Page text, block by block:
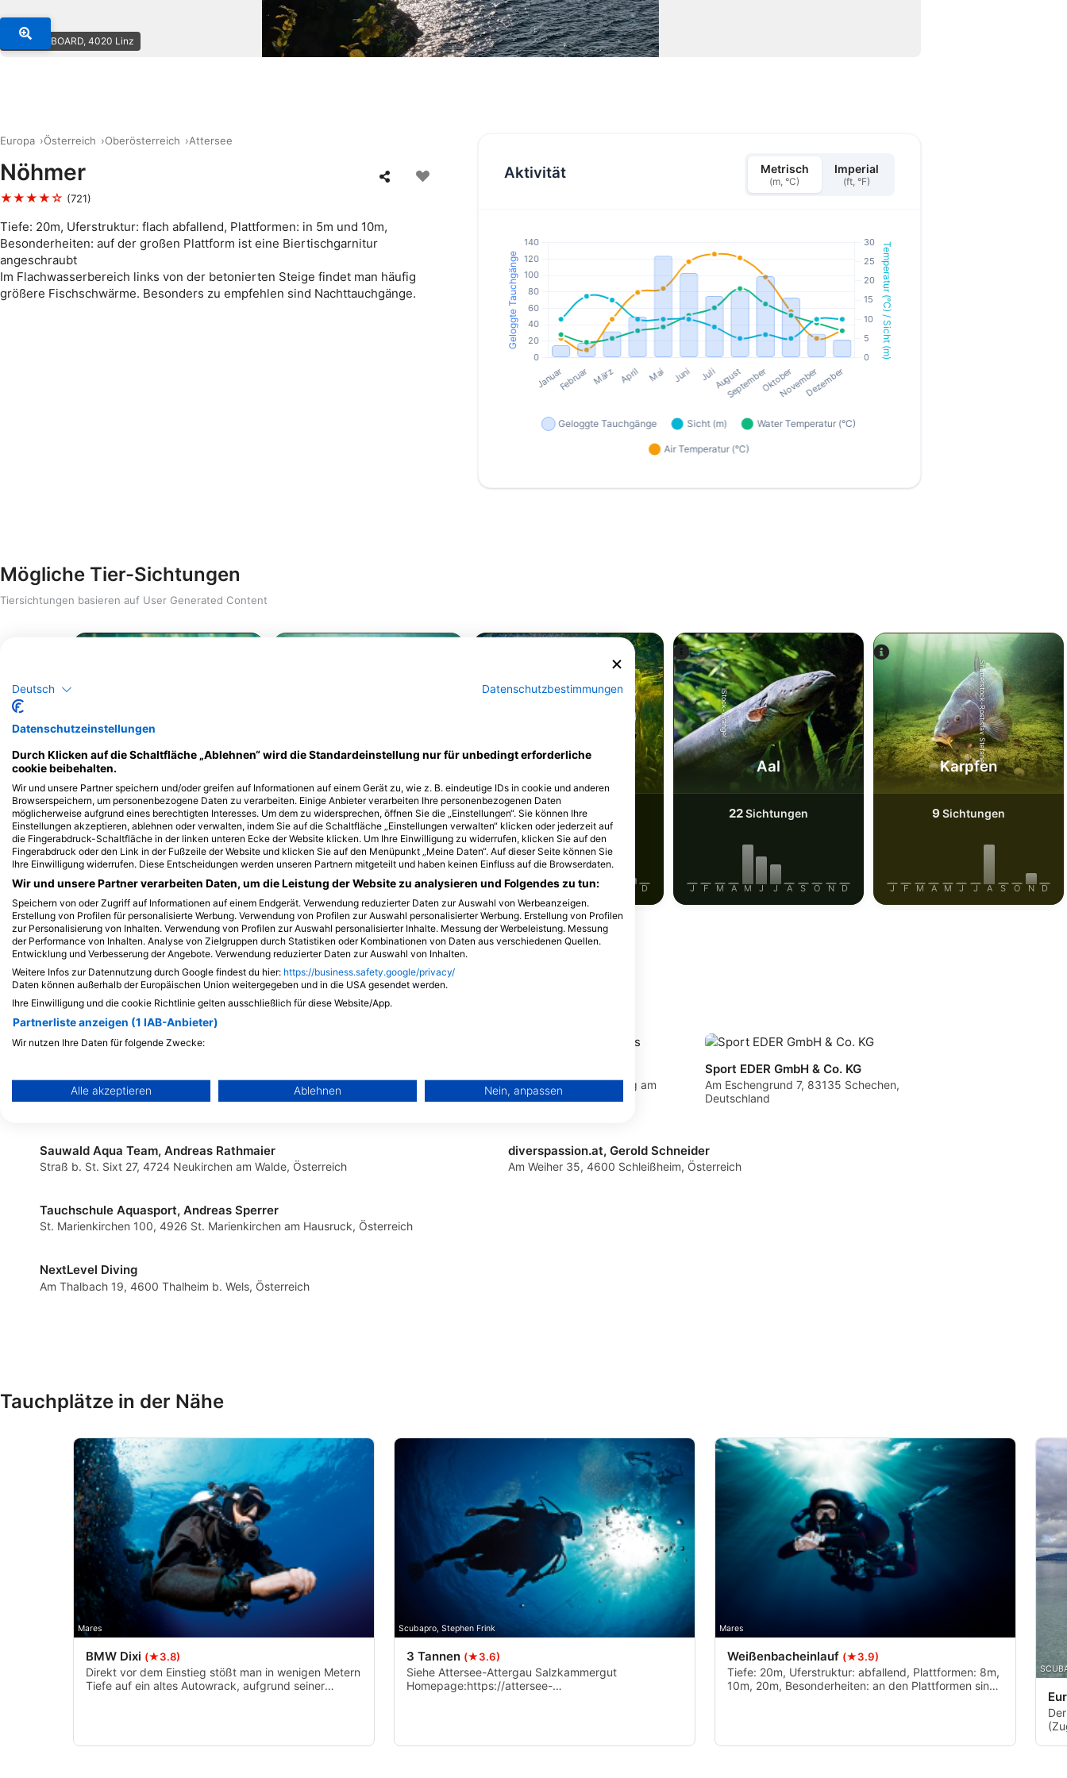
© SCUBABOARD, 4020 Linz
Europa Österreich Oberösterreich Attersee
Nöhmer
★★★★☆ (721)
Tiefe: 20m, Uferstruktur: flach abfallend, Plattformen: in 5m und 10m,
Besonderheiten: auf der großen Plattform ist eine Biertischgarnitur
angeschraubt
Im Flachwasserbereich links von der betonierten Steige findet man häufig
größere Fischschwärme. Besonders zu empfehlen sind Nachttauchgänge.
Aktivität Metrisch
(m, °C)
Imperial
(ft, °F)
Mögliche Tier-Sichtungen
Tiersichtungen basieren auf User Generated Content
iStock-abadonian
279Sichtungen
J F M A M J J A S O N D
Barsch (Flussbarsch)
214Sichtungen
J F M A M J J A S O N D
iStock-ANDY_BOWLIN
88Sichtungen
J F M A M J J A D
iStock-wrangel
Aal
22Sichtungen
J F M A M J J A S O N D
Shutterstock-Rostislav Stefanek
Karpfen
9Sichtungen
J F M A M J J A S O N D
Dive Center, die diesen Tauchplatz anbieten
Palmweg 1, 9469 Haag, Schweiz Stockhofstr. 9, 4020 Linz, Österreich
Forsthausstr. 4b, 4852 Weyregg am
Attersee, Österreich
Sport EDER GmbH & Co. KG
Am Eschengrund 7, 83135 Schechen,
Deutschland
Sauwald Aqua Team, Andreas Rathmaier
Straß b. St. Sixt 27, 4724 Neukirchen am Walde, Österreich
Tauchschule Aquasport, Andreas Sperrer
St. Marienkirchen 100, 4926 St. Marienkirchen am Hausruck, Österreich
NextLevel Diving
Am Thalbach 19, 4600 Thalheim b. Wels, Österreich
diverspassion.at, Gerold Schneider
Am Weiher 35, 4600 Schleißheim, Österreich
Tauchplätze in der Nähe
Mares
BMW Dixi (★3.8)
Direkt vor dem Einstieg stößt man in wenigen Metern
Tiefe auf ein altes Autowrack, aufgrund seiner
Scubapro, Stephen Frink
3 Tannen (★3.6)
Siehe Attersee-Attergau Salzkammergut
Homepage:https://attersee-
Mares
Weißenbacheinlauf (★3.9)
Tiefe: 20m, Uferstruktur: abfallend, Plattformen: 8m,
10m, 20m, Besonderheiten: an den Plattformen sind
Deutsch Datenschutzbestimmungen
Datenschutzeinstellungen
Durch Klicken auf die Schaltfläche „Ablehnen“ wird die Standardeinstellung nur für unbedingt erforderliche
cookie beibehalten.
Wir und unsere Partner speichern und/oder greifen auf Informationen auf einem Gerät zu, wie z. B. eindeutige IDs in cookie und anderen
Browserspeichern, um personenbezogene Daten zu verarbeiten. Einige Anbieter verarbeiten Ihre personenbezogenen Daten
möglicherweise aufgrund eines berechtigten Interesses. Um dem zu widersprechen, öffnen Sie die „Einstellungen“. Sie können Ihre
Einstellungen akzeptieren, ablehnen oder verwalten, indem Sie auf die Schaltfläche „Einstellungen verwalten“ klicken oder jederzeit auf
die Fingerabdruck-Schaltfläche in der linken unteren Ecke der Website klicken. Um Ihre Einwilligung zu widerrufen, klicken Sie auf den
Fingerabdruck oder den Link in der Fußzeile der Website und klicken Sie auf den Menüpunkt „Meine Daten“. Auf dieser Seite können Sie
Ihre Einwilligung widerrufen. Diese Entscheidungen werden unseren Partnern mitgeteilt und haben keinen Einfluss auf die Browserdaten.
Wir und unsere Partner verarbeiten Daten, um die Leistung der Website zu analysieren und Folgendes zu tun:
Speichern von oder Zugriff auf Informationen auf einem Endgerät. Verwendung reduzierter Daten zur Auswahl von Werbeanzeigen.
Erstellung von Profilen für personalisierte Werbung. Verwendung von Profilen zur Auswahl personalisierter Werbung. Erstellung von Profilen
zur Personalisierung von Inhalten. Verwendung von Profilen zur Auswahl personalisierter Inhalte. Messung der Werbeleistung. Messung
der Performance von Inhalten. Analyse von Zielgruppen durch Statistiken oder Kombinationen von Daten aus verschiedenen Quellen.
Entwicklung und Verbesserung der Angebote. Verwendung reduzierter Daten zur Auswahl von Inhalten.
Weitere Infos zur Datennutzung durch Google findest du hier: https://business.safety.google/privacy/
Daten können außerhalb der Europäischen Union weitergegeben und in die USA gesendet werden.
Ihre Einwilligung und die cookie Richtlinie gelten ausschließlich für diese Website/App.
Partnerliste anzeigen (1 IAB-Anbieter)
Wir nutzen Ihre Daten für folgende Zwecke:
Speichern von oder Zugriff auf Informationen auf einem Endgerät
Erstellung von Profilen für personalisierte Werbung
Erstellung von Profilen zur Personalisierung von Inhalten
Messung der Werbeleistung
Entwicklung und Verbesserung der Angebote
IAB-Besonderheiten:
Verwendung genauer Standortdaten
Geräte anhand von aktiv angeforderten Informationen identifizieren
Nicht-IAB-Verarbeitungszwecke:
Notwendig
Performance
Funktional
Alle akzeptieren Ablehnen Nein, anpassen